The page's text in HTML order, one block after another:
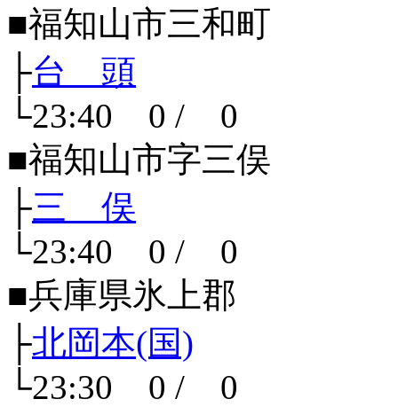
■福知山市三和町
├台 頭
└23:40 0 / 0
■福知山市字三俣
├三 俣
└23:40 0 / 0
■兵庫県氷上郡
├北岡本(国)
└23:30 0 / 0